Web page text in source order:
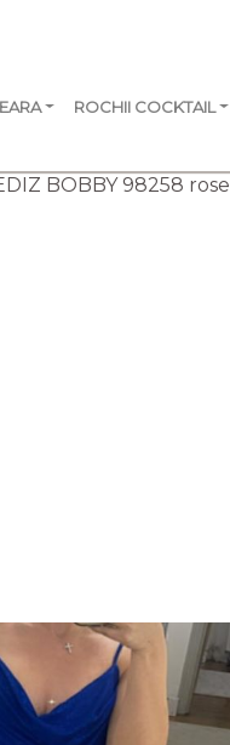
ROCHII COCKTAIL
BOBBY 98258 rose